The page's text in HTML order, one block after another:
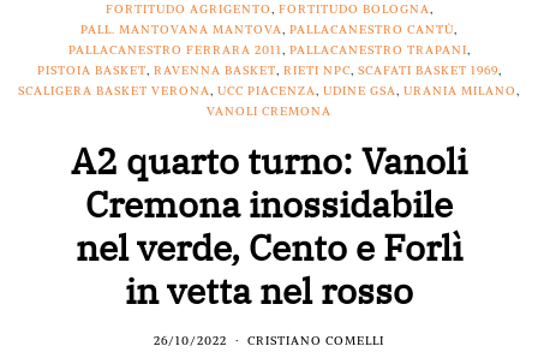
FORTITUDO AGRIGENTO, FORTITUDO BOLOGNA,
PALL. MANTOVANA MANTOVA, PALLACANESTRO CANTÙ,
PALLACANESTRO FERRARA 2011, PALLACANESTRO TRAPANI,
PISTOIA BASKET, RAVENNA BASKET, RIETI NPC, SCAFATI BASKET 1969,
SCALIGERA BASKET VERONA, UCC PIACENZA, UDINE GSA, URANIA MILANO,
VANOLI CREMONA
A2 quarto turno: Vanoli
Cremona inossidabile
nel verde, Cento e Forlì
in vetta nel rosso
26/10/2022 CRISTIANO COMELLI